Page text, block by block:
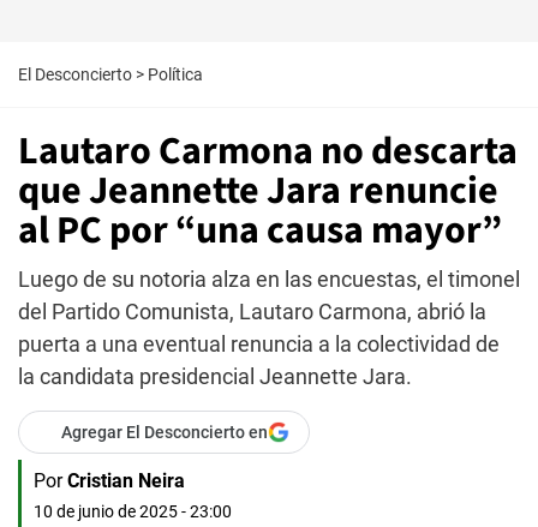
El Desconcierto > Política
Lautaro Carmona no descarta
que Jeannette Jara renuncie
al PC por “una causa mayor”
Luego de su notoria alza en las encuestas, el timonel
del Partido Comunista, Lautaro Carmona, abrió la
puerta a una eventual renuncia a la colectividad de
la candidata presidencial Jeannette Jara.
Agregar El Desconcierto en
Por Cristian Neira
10 de junio de 2025 - 23:00